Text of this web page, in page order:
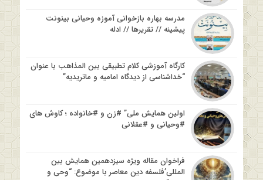
مدرسه بهاره بازخوانی آموزه وحیانی بینونت
پیشینه // تقریرها // ادله
کارگاه آموزشی کلام تطبیقی بین المذاهب با عنوان
“خداشناسی از دیدگاه امامیه و ماتریدیه”
اولین همایش ملی” #زن و #خانواده ؛ کاوش های
#وحیانی و #عقلانی
فراخوان مقاله ویژه سیزدهمین همایش بین
المللی’فلسفه دین معاصر با موضوع: “وحی و